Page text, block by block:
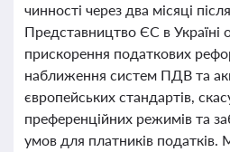
чинності через два місяці
Представництво ЄС в Україні
прискорення податкових
наближення систем ПДВ та
європейських стандартів,
преференційних режимів та
умов для платників податків.